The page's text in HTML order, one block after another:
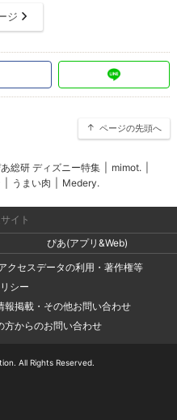
ジ
ページの先頭へ
総研 ディズニー特集 mimot.
うまい肉 Medery.
イト
ぴあ(アプリ&Web)
クセスデータの利用・著作権等
シー
報掲載・その他お問い合わせ
方からのお問い合わせ
All Rights Reserved.